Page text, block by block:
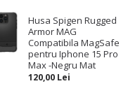
Husa Spigen Rugged
Armor MAG
Compatibila MagSafe
pentru Iphone 15 Pro
Max -Negru Mat
120,00 Lei